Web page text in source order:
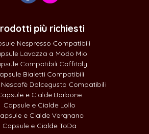
più richiesti
Nespresso Compatibili
Lavazza a Modo Mio
Compatibili Caffitaly
Bialetti Compatibili
Dolcegusto Compatibili
e Cialde Borbone
Capsule e Cialde Lollo
e Cialde Vergnano
Capsule e Cialde ToDa